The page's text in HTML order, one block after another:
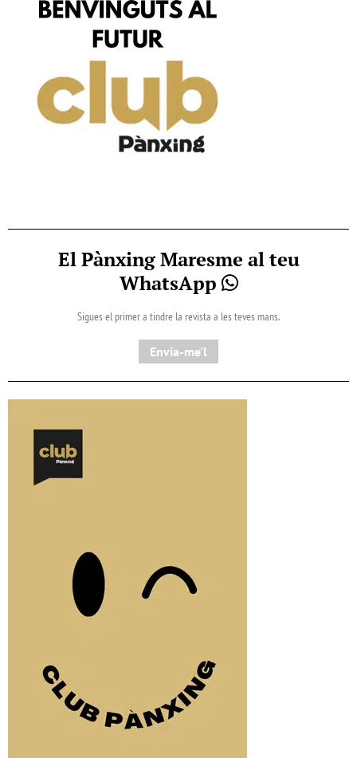
El Pànxing Maresme al teu
WhatsApp
Sigues el primer a tindre la revista a les teves mans.
Envia-me'l